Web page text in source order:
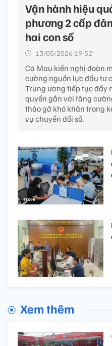
Vận hành hiệu
phương 2 cấp
hai con số
13/05/2026 19:52’
Cà Mau kiến nghị đoàn
cường nguồn lực đầu tư
Trung ương tiếp tục đẩy
quyền gắn với tăng
tháo gỡ khó khăn trong
vụ chuyển đổi số.
Xem thêm